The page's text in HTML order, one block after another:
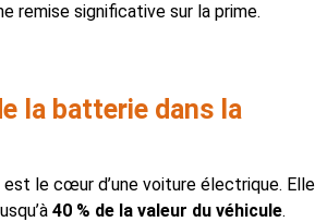
remise significative sur la prime.
la batterie dans la
est le cœur d’une voiture électrique. Elle
40 % de la valeur du véhicule.